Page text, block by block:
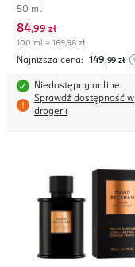
50 ml
84,99 zł
100 ml = 169,98 zł
Najniższa cena: 149,99 zł
Niedostępny online
Sprawdź dostępność w
drogerii